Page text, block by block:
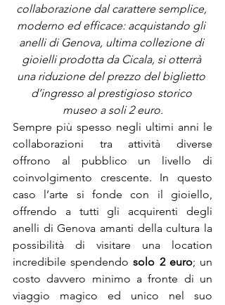
collaborazione dal carattere semplice,
moderno ed efficace: acquistando gli
anelli di Genova, ultima collezione di
gioielli prodotta da Cicala, si otterrà
una riduzione del prezzo del biglietto
d’ingresso al prestigioso storico
museo a soli 2 euro.
Sempre più spesso negli ultimi anni le
collaborazioni tra attività diverse
offrono al pubblico un livello di
coinvolgimento crescente. In questo
caso l’arte si fonde con il gioiello,
offrendo a tutti gli acquirenti degli
anelli di Genova amanti della cultura la
possibilità di visitare una location
incredibile spendendo solo 2 euro; un
costo davvero minimo a fronte di un
viaggio magico ed unico nel suo